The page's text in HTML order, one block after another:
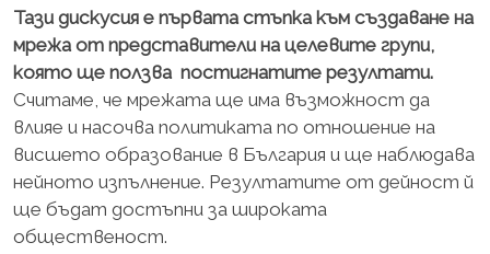
Тази дискусия е първата стъпка към създаване на
мрежа от представители на целевите групи,
която ще ползва постигнатите резултати.
Считаме, че мрежата ще има възможност да
влияе и насочва политиката по отношение на
висшето образование в България и ще наблюдава
нейното изпълнение. Резултатите от дейност й
ще бъдат достъпни за широката
общественост.